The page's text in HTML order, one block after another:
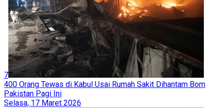
7
400 Orang Tewas di Kabul Usai Rumah Sakit Dihantam Bom
Pakistan Pagi Ini
Selasa, 17 Maret 2026